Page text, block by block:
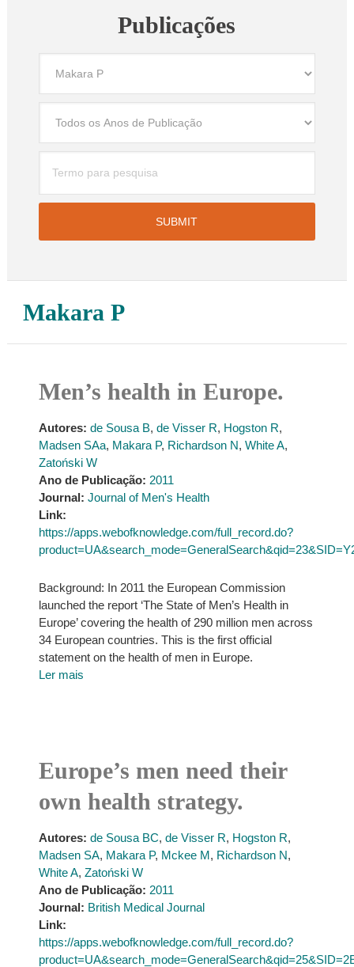
Publicações
Makara P
Men’s health in Europe.
Autores: de Sousa B, de Visser R, Hogston R,
Madsen SAa, Makara P, Richardson N, White A,
Zatoński W
Ano de Publicação: 2011
Journal: Journal of Men's Health
Link:
https://apps.webofknowledge.com/full_record.do?
Background: In 2011 the European Commission
launched the report ‘The State of Men’s Health in
Europe’ covering the health of 290 million men across
34 European countries. This is the first official
statement on the health of men in Europe.
Ler mais
Europe’s men need their
own health strategy.
Autores: de Sousa BC, de Visser R, Hogston R,
Madsen SA, Makara P, Mckee M, Richardson N,
White A, Zatoński W
Ano de Publicação: 2011
Journal: British Medical Journal
Link:
https://apps.webofknowledge.com/full_record.do?